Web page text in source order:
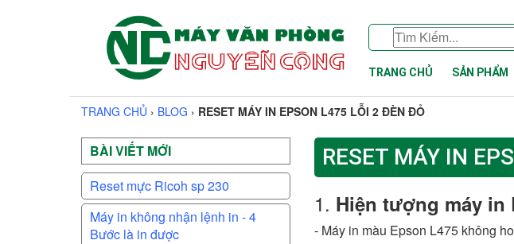
TRANG CHỦ SẢN PHẨM
TRANG CHỦ › BLOG › RESET MÁY IN EPSON L475 LỖI 2 ĐÈN ĐỎ
BÀI VIẾT MỚI
Reset mực Ricoh sp 230
Máy in không nhận lệnh in - 4
Bước là in được
RESET MÁY IN
1. Hiện tượng máy in
- Máy in màu Epson L475 không